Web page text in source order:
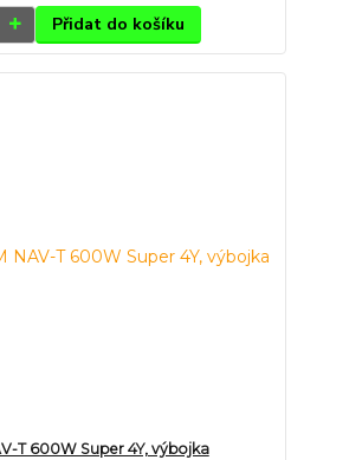
Přidat do košíku
T 600W Super 4Y, výbojka